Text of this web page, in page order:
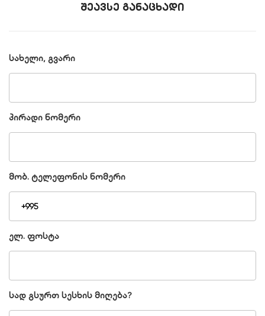
შეავსე განაცხადი
სახელი, გვარი
პირადი ნომერი
მობ. ტელეფონის ნომერი
ელ. ფოსტა
სად გსურთ სესხის მიღება?